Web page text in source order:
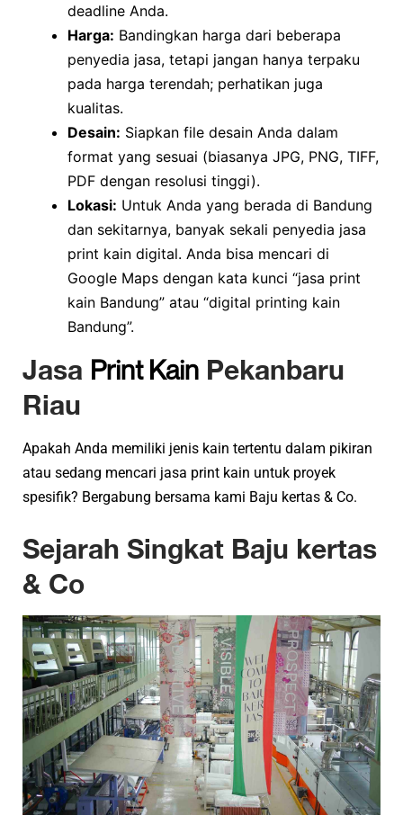
deadline Anda.
Harga: Bandingkan harga dari beberapa
penyedia jasa, tetapi jangan hanya terpaku
pada harga terendah; perhatikan juga
kualitas.
Desain: Siapkan file desain Anda dalam
format yang sesuai (biasanya JPG, PNG, TIFF,
PDF dengan resolusi tinggi).
Lokasi: Untuk Anda yang berada di Bandung
dan sekitarnya, banyak sekali penyedia jasa
print kain digital. Anda bisa mencari di
Google Maps dengan kata kunci “jasa print
kain Bandung” atau “digital printing kain
Bandung”.
Jasa Print Kain Pekanbaru
Riau
Apakah Anda memiliki jenis kain tertentu dalam pikiran
atau sedang mencari jasa print kain untuk proyek
spesifik? Bergabung bersama kami Baju kertas & Co.
Sejarah Singkat Baju kertas
& Co